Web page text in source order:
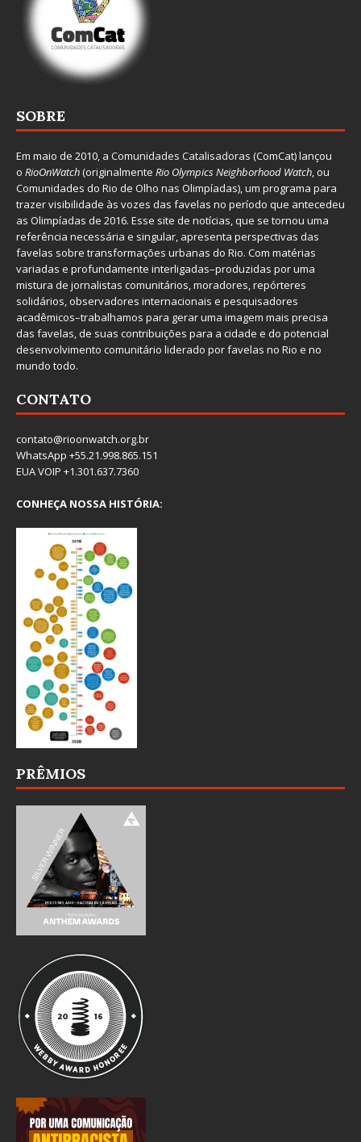
SOBRE
Em maio de 2010, a Comunidades Catalisadoras (ComCat) lançou
o RioOnWatch(originalmente Rio Olympics Neighborhood Watch, ou
Comunidades do Rio de Olho nas Olimpíadas), um programa para
trazer visibilidade às vozes das favelas no período que antecedeu
as Olimpíadas de 2016. Esse site de notícias, que se tornou uma
referência necessária e singular, apresenta perspectivas das
favelas sobre transformações urbanas do Rio. Com matérias
variadas e profundamente interligadas–produzidas por uma
mistura de jornalistas comunitários, moradores, repórteres
solidários, observadores internacionais e pesquisadores
acadêmicos–trabalhamos para gerar uma imagem mais precisa
das favelas, de suas contribuições para a cidade e do potencial
desenvolvimento comunitário liderado por favelas no Rio e no
mundo todo.
CONTATO
contato@rioonwatch.org.br
WhatsApp +55.21.998.865.151
EUA VOIP +1.301.637.7360
CONHEÇA NOSSA HISTÓRIA:
PRÊMIOS